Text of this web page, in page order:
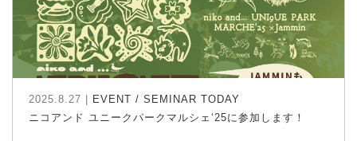
2025.8.27 | EVENT / SEMINAR TODAY
ニコアンド ユニークパークマルシェ‘25に参加します！